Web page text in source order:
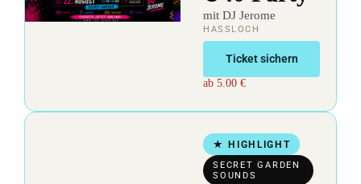
mit DJ Jerome
HASSLOCH
Ticket sichern
ab 5.00 €
★ HIGHLIGHT
SECRET GARDEN
SOUNDS